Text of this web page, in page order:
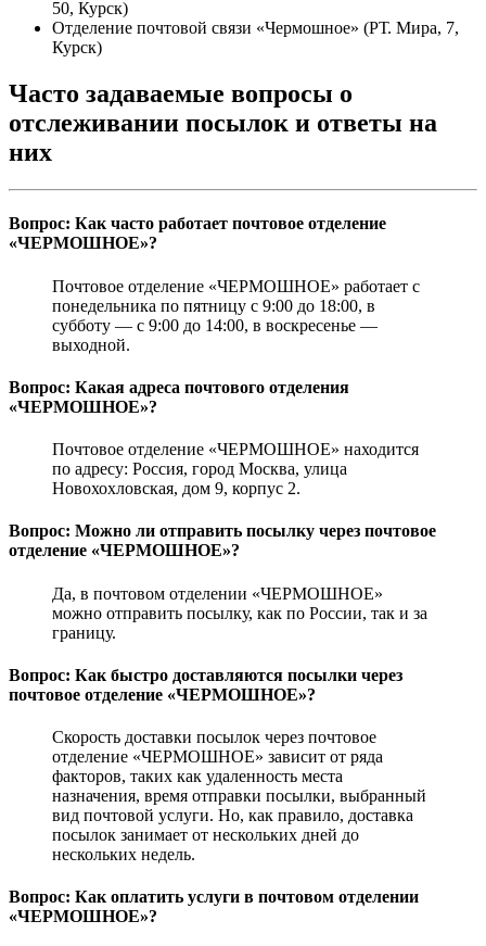
50, Курск)
Отделение почтовой связи «Чермошное» (РТ. Мира, 7,
Курск)
Часто задаваемые вопросы о
отслеживании посылок и ответы на
них
Вопрос: Как часто работает почтовое отделение
«ЧЕРМОШНОЕ»?
Почтовое отделение «ЧЕРМОШНОЕ» работает с
понедельника по пятницу с 9:00 до 18:00, в
субботу — с 9:00 до 14:00, в воскресенье —
выходной.
Вопрос: Какая адреса почтового отделения
«ЧЕРМОШНОЕ»?
Почтовое отделение «ЧЕРМОШНОЕ» находится
по адресу: Россия, город Москва, улица
Новохохловская, дом 9, корпус 2.
Вопрос: Можно ли отправить посылку через почтовое
отделение «ЧЕРМОШНОЕ»?
Да, в почтовом отделении «ЧЕРМОШНОЕ»
можно отправить посылку, как по России, так и за
границу.
Вопрос: Как быстро доставляются посылки через
почтовое отделение «ЧЕРМОШНОЕ»?
Скорость доставки посылок через почтовое
отделение «ЧЕРМОШНОЕ» зависит от ряда
факторов, таких как удаленность места
назначения, время отправки посылки, выбранный
вид почтовой услуги. Но, как правило, доставка
посылок занимает от нескольких дней до
нескольких недель.
Вопрос: Как оплатить услуги в почтовом отделении
«ЧЕРМОШНОЕ»?